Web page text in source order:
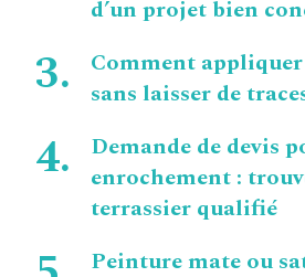
d’un projet bien
Comment
sans laisser de
Demande de devis
enrochement :
terrassier qualifié
Peinture mate ou